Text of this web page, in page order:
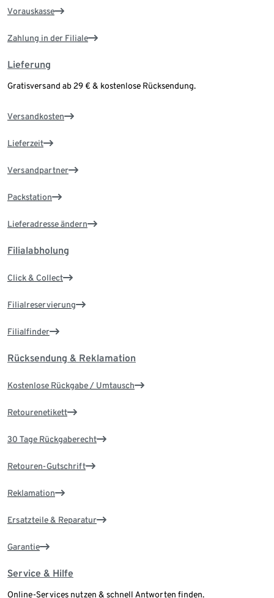
Vorauskasse
Zahlung in der Filiale
Lieferung
Gratisversand ab 29 € & kostenlose Rücksendung.
Versandkosten
Lieferzeit
Versandpartner
Packstation
Lieferadresse ändern
Filialabholung
Click & Collect
Filialreservierung
Filialfinder
Rücksendung & Reklamation
Kostenlose Rückgabe / Umtausch
Retourenetikett
30 Tage Rückgaberecht
Retouren-Gutschrift
Reklamation
Ersatzteile & Reparatur
Garantie
Service & Hilfe
Online-Services nutzen & schnell Antworten finden.